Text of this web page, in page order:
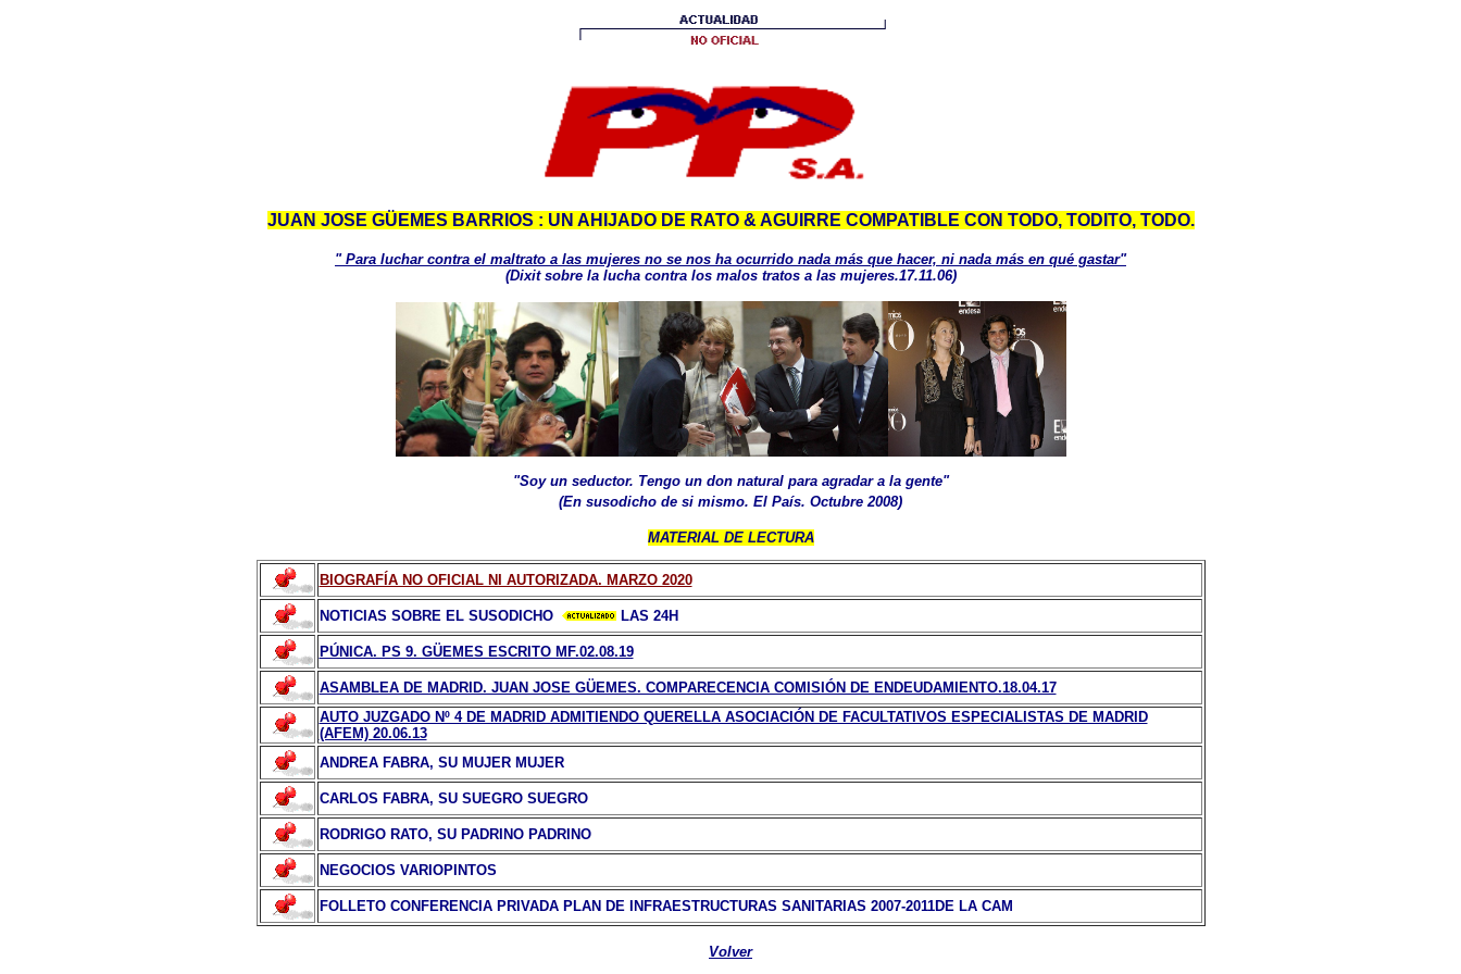
JUAN JOSE GÜEMES BARRIOS : UN AHIJADO DE RATO & AGUIRRE COMPATIBLE CON TODO, TODITO, TODO.
" Para luchar contra el maltrato a las mujeres no se nos ha ocurrido nada más que hacer, ni nada más en qué gastar"
(Dixit sobre la lucha contra los malos tratos a las mujeres.17.11.06)
"Soy un seductor. Tengo un don natural para agradar a la gente"
(En susodicho de si mismo. El País. Octubre 2008)
MATERIAL DE LECTURA
BIOGRAFÍA NO OFICIAL NI AUTORIZADA. MARZO 2020
NOTICIAS SOBRE EL SUSODICHO LAS 24H
PÚNICA. PS 9. GÜEMES ESCRITO MF.02.08.19
ASAMBLEA DE MADRID. JUAN JOSE GÜEMES. COMPARECENCIA COMISIÓN DE ENDEUDAMIENTO.18.04.17
AUTO JUZGADO Nº 4 DE MADRID ADMITIENDO QUERELLA ASOCIACIÓN DE FACULTATIVOS ESPECIALISTAS DE MADRID
(AFEM) 20.06.13
ANDREA FABRA, SU MUJER MUJER
CARLOS FABRA, SU SUEGRO SUEGRO
RODRIGO RATO, SU PADRINO PADRINO
NEGOCIOS VARIOPINTOS
FOLLETO CONFERENCIA PRIVADA PLAN DE INFRAESTRUCTURAS SANITARIAS 2007-2011DE LA CAM
Volver